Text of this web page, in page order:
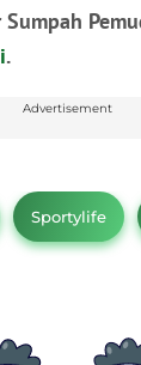
.
Advertisement
Sportylife